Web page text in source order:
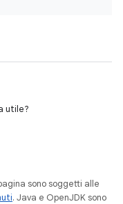
utile?
sono soggetti alle
. Java e OpenJDK sono